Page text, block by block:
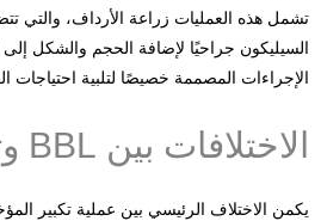
تشمل هذه العمليات زراعة الأرداف، والتي
السيليكون جراحيًا لإضافة الحجم والشكل
الإجراءات المصممة خصيصًا لتلبية احتياجات
الاختلافات بين BBL وتشكيل الألوية